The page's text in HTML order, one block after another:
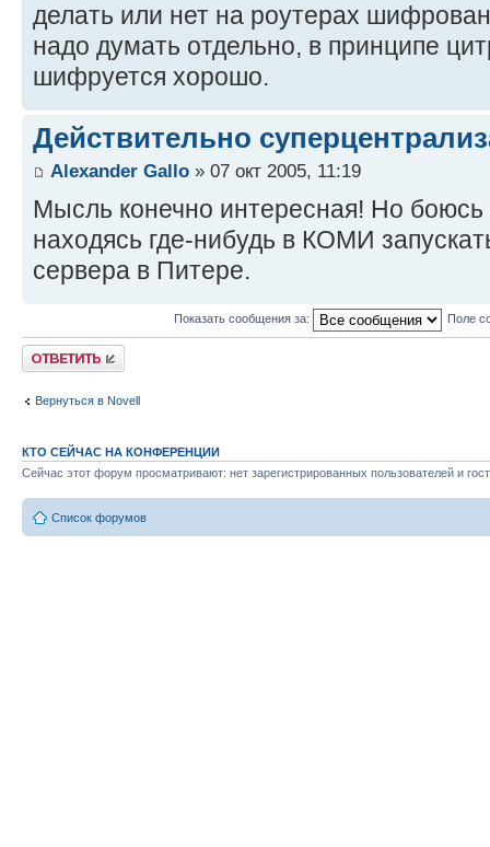
делать или нет на роутерах
надо думать отдельно, в принципе
шифруется хорошо.
Действительно
Alexander Gallo » 07 окт 2005, 11:19
Мысль конечно интересная! Но
находясь где-нибудь в КОМИ
сервера в Питере.
Показать сообщения за: Поле
Ответить
Вернуться в Novell
КТО СЕЙЧАС НА КОНФЕРЕНЦИИ
Сейчас этот форум просматривают: нет зарегистрированных пользователей и
Список форумов